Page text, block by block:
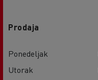
Prodaja
Ponedeljak
Utorak